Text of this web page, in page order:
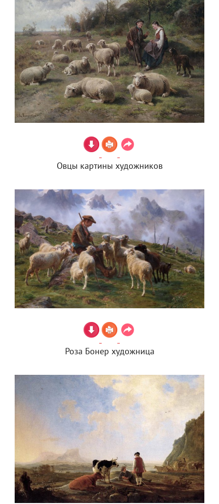
Овцы картины художников
Роза Бонер художница